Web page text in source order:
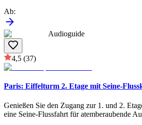
Ab:
Audioguide
4,5 (37)
Paris: Eiffelturm 2. Etage mit Seine-
Genießen Sie den Zugang zur 1. und 2.
eine Seine-Flussfahrt für atemberaubende